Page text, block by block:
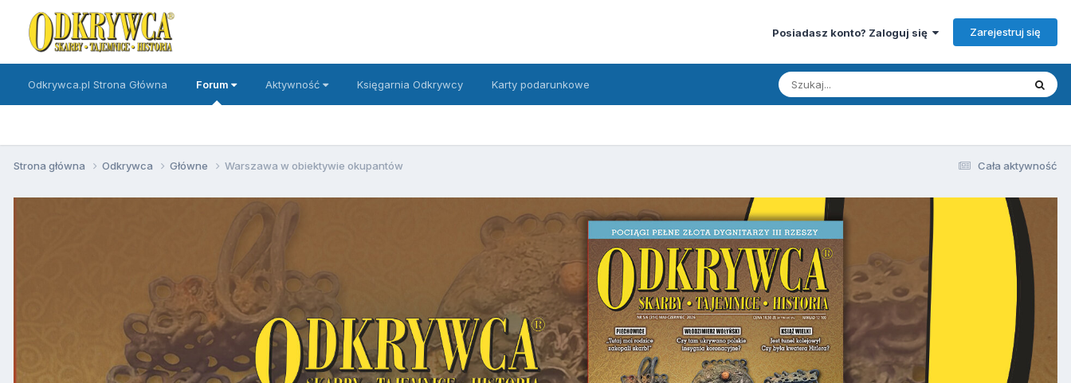
Posiadasz konto? Zaloguj się Zarejestruj się
Odkrywca.pl Strona Główna Forum Aktywność Księgarnia Odkrywcy Karty podarunkowe
Cała aktywność
Strona główna Odkrywca Główne Warszawa w obiektywie okupantów